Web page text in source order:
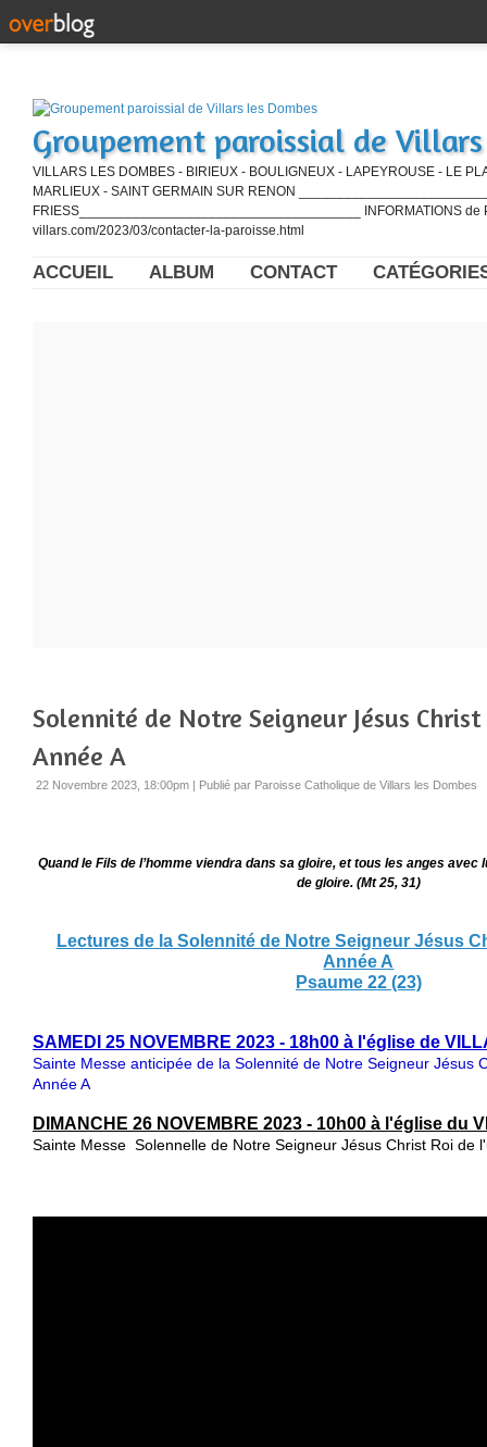
Groupement paroissial de
VILLARS LES DOMBES - BIRIEUX - BOULIGNEUX - LAPEYROUSE - LE
MARLIEUX - SAINT GERMAIN SUR RENON
FRIESS_____________________________________ INFORMATIONS de
villars.com/2023/03/contacter-la-paroisse.html
ACCUEIL ALBUM CONTACT
Solennité de Notre Seigneur Jésus
Année A
22 Novembre 2023, 18:00pm | Publié par Paroisse Catholique de Villars les Dombes
Quand le Fils de l’homme viendra dans sa gloire, et tous les anges
de gloire. (Mt 25, 31)
Lectures de la Solennité de Notre Seigneur Jésus
Année A
Psaume 22 (23)
SAMEDI 25 NOVEMBRE 2023 - 18h00 à l'église de
Sainte Messe anticipée de la Solennité de Notre Seigneur Jésus
Année A
DIMANCHE 26 NOVEMBRE 2023 - 10h00 à l'église du
Sainte Messe Solennelle de Notre Seigneur Jésus Christ Roi de